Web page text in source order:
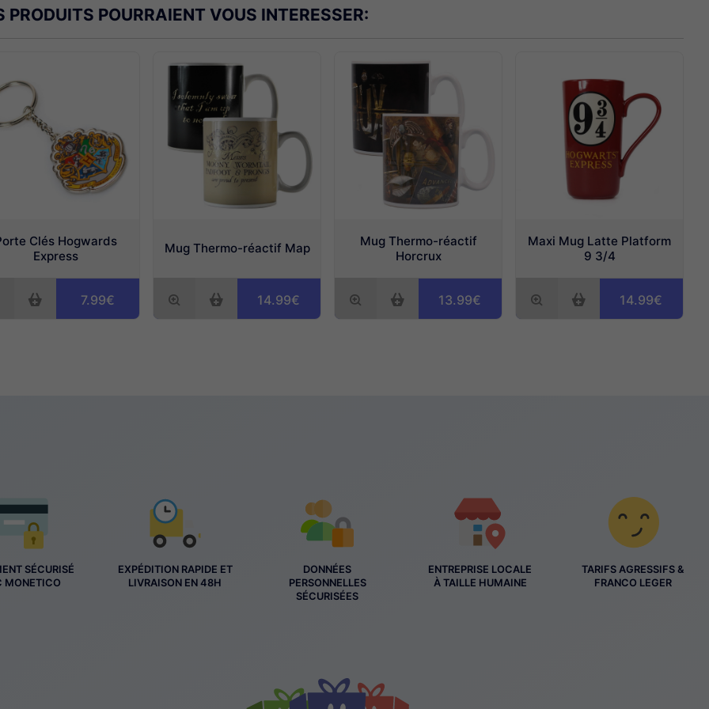
PRODUITS POURRAIENT VOUS INTERESSER:
Clés Hogwards
Express
7.99€
Mug Thermo-réactif Map
14.99€
Mug Thermo-réactif
Horcrux
13.99€
Maxi Mug Latte Platform
9 3/4
14.99€
SÉCURISÉ
MONETICO
EXPÉDITION RAPIDE ET
LIVRAISON EN 48H
DONNÉES
PERSONNELLES
SÉCURISÉES
ENTREPRISE LOCALE
À TAILLE HUMAINE
TARIFS AGRESSIFS &
FRANCO LEGER